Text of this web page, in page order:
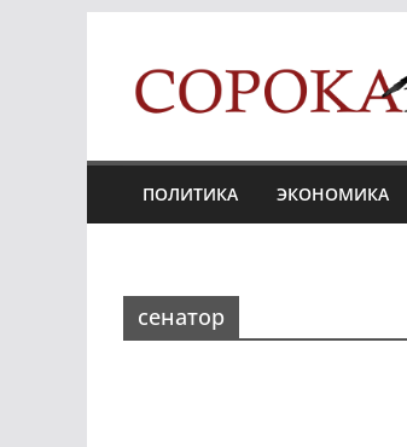
content
ПОЛИТИКА ЭКОНОМИКА
сенатор